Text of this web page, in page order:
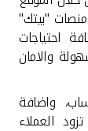
"بيتك"
احتياجات
والامان
واضافة
العملاء